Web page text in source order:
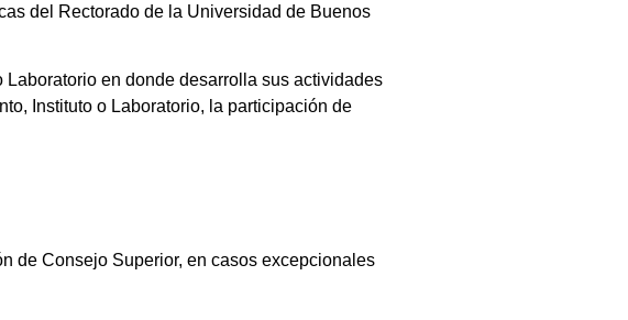
del Rectorado de la Universidad de Buenos
en donde desarrolla sus actividades
Instituto o Laboratorio, la participación de
Consejo Superior.
de Consejo Superior, en casos excepcionales